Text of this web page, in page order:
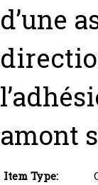
d’une
amont
Item Type: